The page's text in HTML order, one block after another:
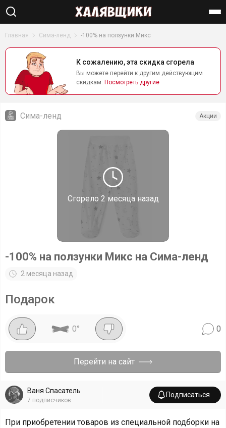
Главная Сима-ленд -100% на ползунки Микс
К сожалению, эта скидка сгорела
Вы можете перейти к другим действующим
скидкам. Посмотреть другие
Сгорело 2 месяца назад
Сима-ленд Акции
-100% на ползунки Микс на Сима-ленд
2 месяца назад
Подарок
0° 0
Перейти на сайт
Ваня Спасатель
7 подписчиков
Подписаться
При приобретении товаров из специальной подборки на